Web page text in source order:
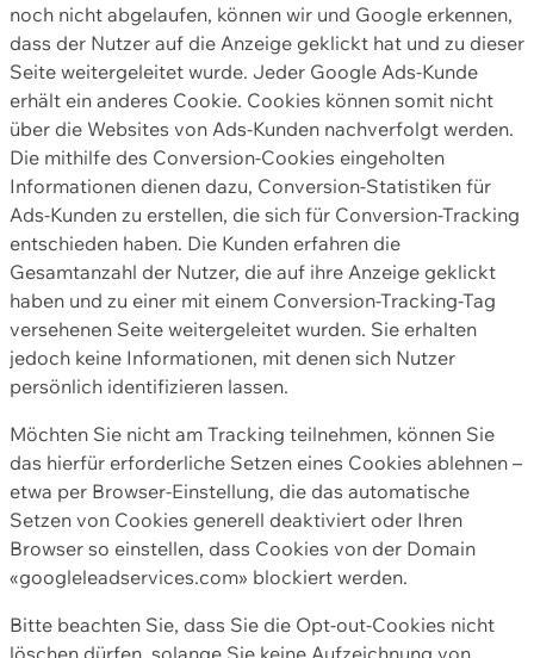
noch nicht abgelaufen, können wir und Google erkennen,
dass der Nutzer auf die Anzeige geklickt hat und zu dieser
Seite weitergeleitet wurde. Jeder Google Ads-Kunde
erhält ein anderes Cookie. Cookies können somit nicht
über die Websites von Ads-Kunden nachverfolgt werden.
Die mithilfe des Conversion-Cookies eingeholten
Informationen dienen dazu, Conversion-Statistiken für
Ads-Kunden zu erstellen, die sich für Conversion-Tracking
entschieden haben. Die Kunden erfahren die
Gesamtanzahl der Nutzer, die auf ihre Anzeige geklickt
haben und zu einer mit einem Conversion-Tracking-Tag
versehenen Seite weitergeleitet wurden. Sie erhalten
jedoch keine Informationen, mit denen sich Nutzer
persönlich identifizieren lassen.
Möchten Sie nicht am Tracking teilnehmen, können Sie
das hierfür erforderliche Setzen eines Cookies ablehnen –
etwa per Browser-Einstellung, die das automatische
Setzen von Cookies generell deaktiviert oder Ihren
Browser so einstellen, dass Cookies von der Domain
«googleleadservices.com» blockiert werden.
Bitte beachten Sie, dass Sie die Opt-out-Cookies nicht